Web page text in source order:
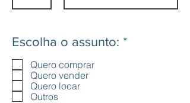
Escolha o assunto: *O
Quero comprar
Quero vender
Quero locar
Outros